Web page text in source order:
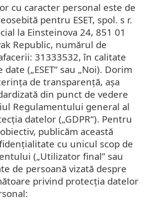
cu caracter personal este de
pentru ESET, spol. s r.
la Einsteinova 24, 851 01
Republic, numărul de
31333532, în calitate
(„ESET“ sau „Noi). Dorim
de transparență, așa
din punct de vedere
Regulamentului general al
datelor („GDPR“). Pentru
publicăm această
cu unicul scop de
(„Utilizator final” sau
de persoană vizată despre
privind protecția datelor